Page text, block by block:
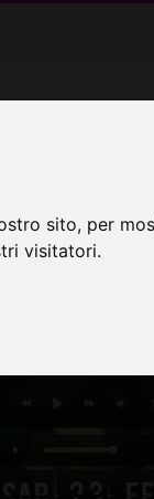
sito, per
visitatori.